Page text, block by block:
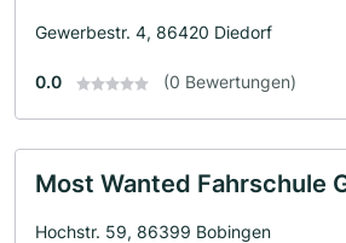
Gewerbestr. 4, 86420 Diedorf
0.0 (0 Bewertungen)
Most Wanted Fahrschule
Hochstr. 59, 86399 Bobingen